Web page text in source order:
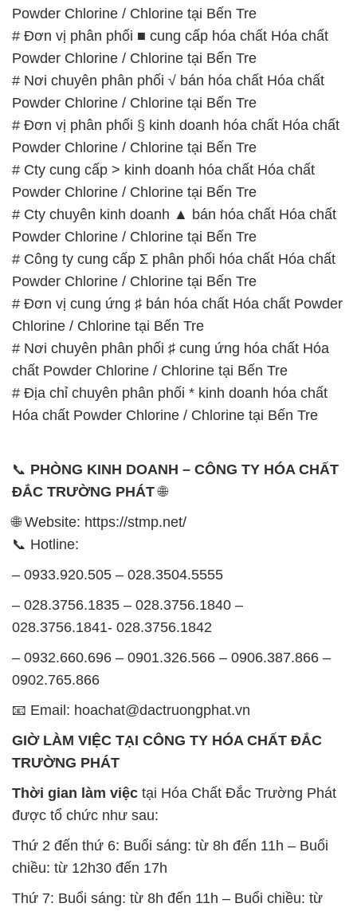
Powder Chlorine / Chlorine tại Bến Tre
# Đơn vị phân phối ■ cung cấp hóa chất Hóa chất
Powder Chlorine / Chlorine tại Bến Tre
# Nơi chuyên phân phối √ bán hóa chất Hóa chất
Powder Chlorine / Chlorine tại Bến Tre
# Đơn vị phân phối § kinh doanh hóa chất Hóa chất
Powder Chlorine / Chlorine tại Bến Tre
# Cty cung cấp > kinh doanh hóa chất Hóa chất
Powder Chlorine / Chlorine tại Bến Tre
# Cty chuyên kinh doanh ▲ bán hóa chất Hóa chất
Powder Chlorine / Chlorine tại Bến Tre
# Công ty cung cấp Σ phân phối hóa chất Hóa chất
Powder Chlorine / Chlorine tại Bến Tre
# Đơn vị cung ứng ♯ bán hóa chất Hóa chất Powder
Chlorine / Chlorine tại Bến Tre
# Nơi chuyên phân phối ♯ cung ứng hóa chất Hóa
chất Powder Chlorine / Chlorine tại Bến Tre
# Địa chỉ chuyên phân phối * kinh doanh hóa chất
Hóa chất Powder Chlorine / Chlorine tại Bến Tre
📞 PHÒNG KINH DOANH – CÔNG TY HÓA CHẤT
ĐẮC TRƯỜNG PHÁT🌐
🌐 Website: https://stmp.net/
📞 Hotline:
– 0933.920.505 – 028.3504.5555
– 028.3756.1835 – 028.3756.1840 –
028.3756.1841- 028.3756.1842
– 0932.660.696 – 0901.326.566 – 0906.387.866 –
0902.765.866
📧 Email: hoachat@dactruongphat.vn
GIỜ LÀM VIỆC TẠI CÔNG TY HÓA CHẤT ĐẮC
TRƯỜNG PHÁT
Thời gian làm việc tại Hóa Chất Đắc Trường Phát
được tổ chức như sau:
Thứ 2 đến thứ 6: Buổi sáng: từ 8h đến 11h – Buổi
chiều: từ 12h30 đến 17h
Thứ 7: Buổi sáng: từ 8h đến 11h – Buổi chiều: từ